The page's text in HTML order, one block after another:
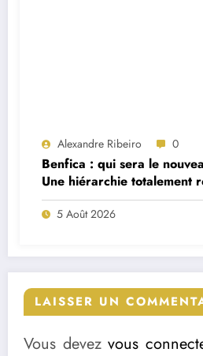
Alexandre Ribeiro 0
Benfica : qui sera le
Une hiérarchie totalement
deux départs majeurs
5 Août 2026
LAISSER UN
Vous devezvous